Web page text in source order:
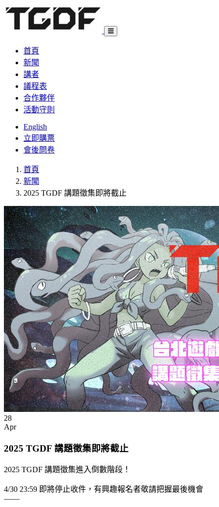
首頁
新聞
講者
議程表
合作夥伴
活動守則
English
立即購票
會後問卷
首頁
新聞
2025 TGDF 講題徵集即將截止
28
Apr
2025 TGDF 講題徵集即將截止
2025 TGDF 講題徵集進入倒數階段！
4/30 23:59 即將停止收件，有興趣報名者敬請把握最後機會
——